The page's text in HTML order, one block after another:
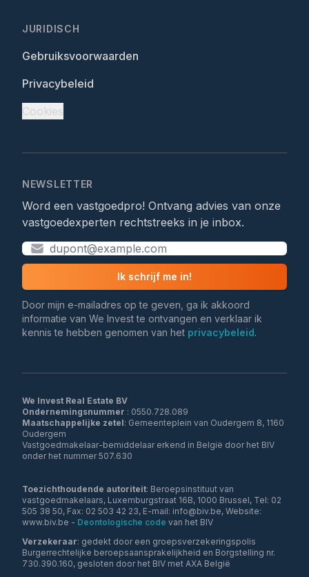
JURIDISCH
Gebruiksvoorwaarden
Privacybeleid
Cookies
NEWSLETTER
Word een vastgoedpro! Ontvang advies van onze
vastgoedexperten rechtstreeks in je inbox.
Ik schrijf me in!
Door mijn e-mailadres op te geven, ga ik akkoord
informatie van We Invest te ontvangen en verklaar ik
kennis te hebben genomen van het privacybeleid.
We Invest Real Estate BV
Ondernemingsnummer
Maatschappelijke zetel: Gemeenteplein van Oudergem 8, 1160
Oudergem
Vastgoedmakelaar-bemiddelaar erkend in België door het BIV
onder het nummer 507.630
Toezichthoudende autoriteit: Beroepsinstituut van
vastgoedmakelaars, Luxemburgstraat 16B, 1000 Brussel, Tel: 02
505 38 50, Fax: 02 503 42 23, E-mail: info@biv.be, Website:
www.biv.be - Deontologische code van het BIV
Verzekeraar: gedekt door een groepsverzekeringspolis
Burgerrechtelijke beroepsaansprakelijkheid en Borgstelling nr.
730.390.160, gesloten door het BIV met AXA België